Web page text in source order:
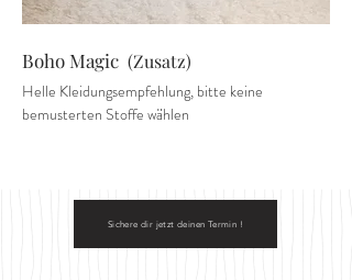
Boho Magic (Zusatz)
Helle Kleidungsempfehlung, bitte keine
bemusterten Stoffe wählen
Sichere dir jetzt deinen Termin !